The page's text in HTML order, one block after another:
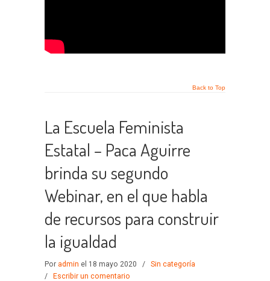
Back to Top
La Escuela Feminista
Estatal – Paca Aguirre
brinda su segundo
Webinar, en el que habla
de recursos para construir
la igualdad
Por admin el 18 mayo 2020 /
Sin categoría
/ Escribir un comentario